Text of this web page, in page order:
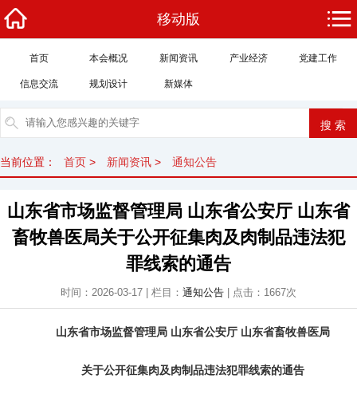
移动版
首页 本会概况 新闻资讯 产业经济 党建工作
信息交流 规划设计 新媒体
当前位置： 首页 > 新闻资讯 > 通知公告
山东省市场监督管理局 山东省公安厅 山东省
畜牧兽医局关于公开征集肉及肉制品违法犯
罪线索的通告
时间：2026-03-17 | 栏目： 通知公告 | 点击： 1667次
山东省市场监督管理局 山东省公安厅 山东省畜牧兽医局
关于公开征集肉及肉制品违法犯罪线索的通告